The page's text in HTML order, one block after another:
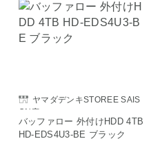
ヤマダデンキSTOREE SAIS
ON店
バッファロー 外付けHDD 4TB
HD-EDS4U3-BE ブラック